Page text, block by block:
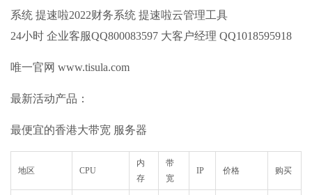
系统 提速啦2022财务系统 提速啦云管理工具
24小时 企业客服QQ800083597 大客户经理 QQ1018595918
唯一官网 www.tisula.com
最新活动产品：
最便宜的香港大带宽 服务器
地区 CPU
内
存
带
宽
IP 价格 购买